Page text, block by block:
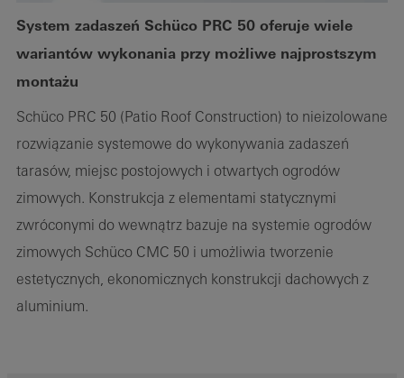
System zadaszeń Schüco PRC 50 oferuje wiele
wariantów wykonania przy możliwe najprostszym
montażu
Schüco PRC 50 (Patio Roof Construction) to nieizolowane
rozwiązanie systemowe do wykonywania zadaszeń
tarasów, miejsc postojowych i otwartych ogrodów
zimowych. Konstrukcja z elementami statycznymi
zwróconymi do wewnątrz bazuje na systemie ogrodów
zimowych Schüco CMC 50 i umożliwia tworzenie
estetycznych, ekonomicznych konstrukcji dachowych z
aluminium.